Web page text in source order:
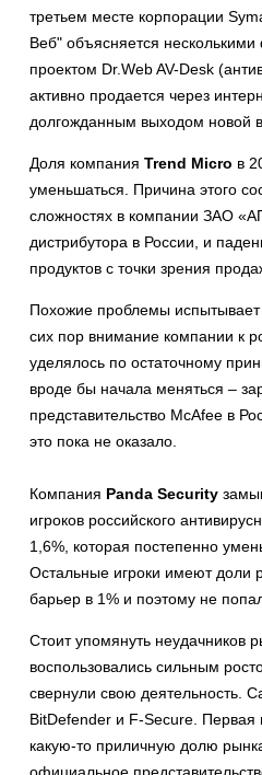
третьем месте корпорации
Веб" объясняется
проектом Dr.Web AV-Desk
активно продается через
долгожданным выходом новой
Доля компания Trend Micro в
уменьшаться. Причина этого
сложностях в компании ЗАО
дистрибутора в России, и
продуктов с точки зрения
Похожие проблемы
сих пор внимание компании к
уделялось по остаточному
вроде бы начала меняться –
представительство McAfee в
это пока не оказало.
Компания Panda Security
игроков российского
1,6%, которая постепенно
Остальные игроки имеют
барьер в 1% и поэтому не
Стоит упомянуть неудачников
воспользовались сильным
свернули свою деятельность.
BitDefender и F-Secure. Первая
какую-то приличную долю
официальное